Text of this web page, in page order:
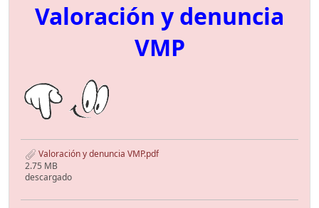
Valoración y denuncia
VMP
Valoración y denuncia VMP.pdf
2.75 MB
descargado